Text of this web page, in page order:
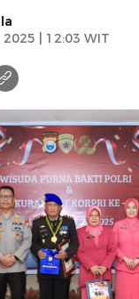
| 12:03 WIT